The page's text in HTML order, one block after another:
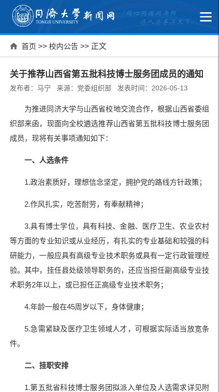
首页 >> 校内公告 >> 正文
关于推荐山西省第五批科技博士服务团成员的通知
发布者：马宁 来源：党委组织部 发表时间：2026-05-13
为推进同济大学与山西省校地交流合作，根据山西省委组
织部来函，现面向全校遴选推荐山西省第五批科技博士服务团
成员，现将有关事项通知如下：
一、人选条件
1.政治素质好，理想信念坚定，拥护党的路线方针政策；
2.作风扎实，吃苦耐劳，有奉献精神；
3.具有博士学位，具有科技、金融、医疗卫生、农业农村
等方面的专业知识或从业经历，有扎实的专业基础和较强的科
研能力，一般应具有高级专业技术职务或具有一定行政管理经
验。其中，挂任县处级领导职务的，还应当担任副高级专业技
术职务2年以上，或已担任正高级专业技术职务；
4.年龄一般在45周岁以下，身体健康；
5.急需紧缺及医疗卫生领域人才，可根据实际适当放宽条
件。
二、挂职安排
1.第五批省科技博士服务团拟派入单位及人选需求详见附